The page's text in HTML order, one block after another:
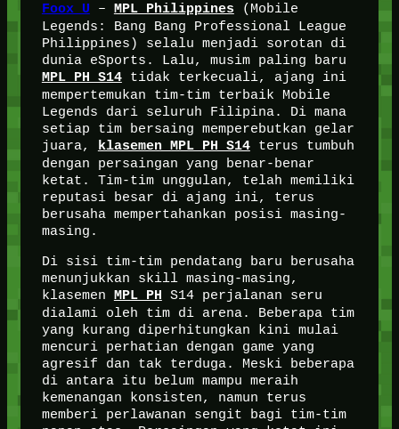
Foox U – MPL Philippines (Mobile
Legends: Bang Bang Professional League
Philippines) selalu menjadi sorotan di
dunia eSports. Lalu, musim paling baru
MPL PH S14tidak terkecuali, ajang ini
mempertemukan tim-tim terbaik Mobile
Legends dari seluruh Filipina. Di mana
setiap tim bersaing memperebutkan gelar
juara, klasemen MPL PH S14terus tumbuh
dengan persaingan yang benar-benar
ketat. Tim-tim unggulan, telah memiliki
reputasi besar di ajang ini, terus
berusaha mempertahankan posisi masing-
masing.
Di sisi tim-tim pendatang baru berusaha
menunjukkan skill masing-masing,
klasemen MPL PH S14 perjalanan seru
dialami oleh tim di arena. Beberapa tim
yang kurang diperhitungkan kini mulai
mencuri perhatian dengan game yang
agresif dan tak terduga. Meski beberapa
di antara itu belum mampu meraih
kemenangan konsisten, namun terus
memberi perlawanan sengit bagi tim-tim